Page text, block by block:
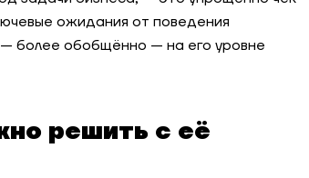
ожидания от поведения
более обобщённо — на его уровне
решить с её